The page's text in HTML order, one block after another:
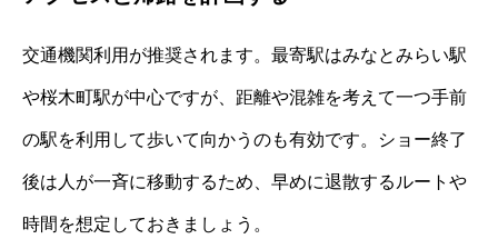
交通機関利用が推奨されます。最寄駅はみなとみらい駅
や桜木町駅が中心ですが、距離や混雑を考えて一つ手前
の駅を利用して歩いて向かうのも有効です。ショー終了
後は人が一斉に移動するため、早めに退散するルートや
時間を想定しておきましょう。